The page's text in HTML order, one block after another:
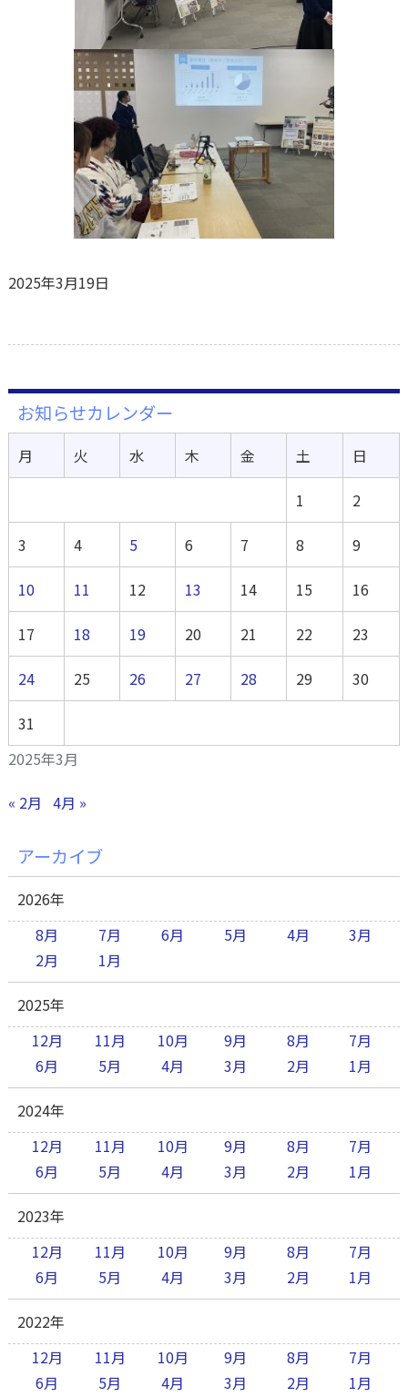
2025年3月19日
お知らせカレンダー
2025年3月
月 火 水 木 金 土 日
1 2
3 4 5 6 7 8 9
10 11 12 13 14 15 16
17 18 19 20 21 22 23
24 25 26 27 28 29 30
31
« 2月 4月 »
アーカイブ
2026年
8月
7月 6月 5月 4月
3月
2月
1月
2025年
12月
11月 10月 9月 8月
7月
6月
5月 4月 3月 2月 1月
2024年
12月
11月 10月 9月 8月
7月
6月
5月 4月 3月 2月 1月
2023年
12月
11月 10月 9月 8月
7月
6月
5月 4月 3月 2月 1月
2022年
12月
11月 10月 9月 8月
7月
6月
5月 4月 3月 2月 1月